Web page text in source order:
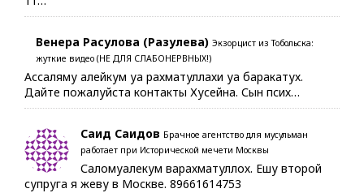
Венера Расулова (Разулева) Экзорцист из Тобольска:
жуткие видео (НЕ ДЛЯ СЛАБОНЕРВНЫХ!)
Ассаляму алейкум уа рахматуллахи уа баракатух.
Дайте пожалуйста контакты Хусейна. Сын псих…
Саид Саидов Брачное агентство для мусульман
работает при Исторической мечети Москвы
Саломуалекум варахматуллох. Ешу второй
супруга я жеву в Москве. 89661614753